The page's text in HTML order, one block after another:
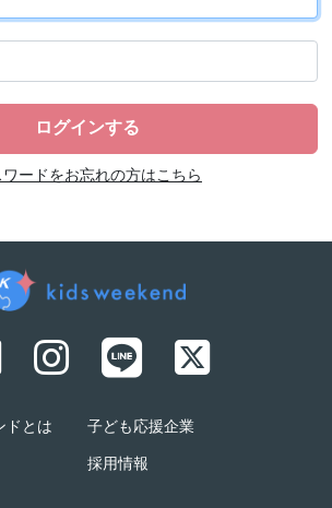
ードをお忘れの方はこちら
ドとは
子ども応援企業
採用情報